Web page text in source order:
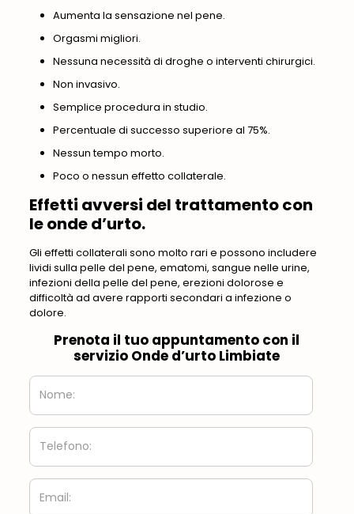
Aumenta la sensazione nel pene.
Orgasmi migliori.
Nessuna necessità di droghe o interventi chirurgici.
Non invasivo.
Semplice procedura in studio.
Percentuale di successo superiore al 75%.
Nessun tempo morto.
Poco o nessun effetto collaterale.
Effetti avversi del trattamento con
le onde d’urto.
Gli effetti collaterali sono molto rari e possono includere
lividi sulla pelle del pene, ematomi, sangue nelle urine,
infezioni della pelle del pene, erezioni dolorose e
difficoltà ad avere rapporti secondari a infezione o
dolore.
Prenota il tuo appuntamento con il
servizio Onde d’urto Limbiate
Nome:
Telefono:
Email: